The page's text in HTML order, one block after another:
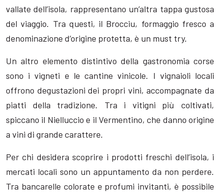
vallate dell’isola, rappresentano un’altra tappa gustosa
del viaggio. Tra questi, il Brocciu, formaggio fresco a
denominazione d’origine protetta, è un must try.
Un altro elemento distintivo della gastronomia corse
sono i vigneti e le cantine vinicole. I vignaioli locali
offrono degustazioni dei propri vini, accompagnate da
piatti della tradizione. Tra i vitigni più coltivati,
spiccano il Nielluccio e il Vermentino, che danno origine
a vini di grande carattere.
Per chi desidera scoprire i prodotti freschi dell’isola, i
mercati locali sono un appuntamento da non perdere.
Tra bancarelle colorate e profumi invitanti, è possibile